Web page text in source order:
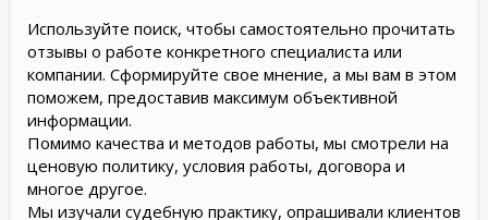
Используйте поиск, чтобы самостоятельно прочитать
отзывы о работе конкретного специалиста или
компании. Сформируйте свое мнение, а мы вам в этом
поможем, предоставив максимум объективной
информации.
Помимо качества и методов работы, мы смотрели на
ценовую политику, условия работы, договора и
многое другое.
Мы изучали судебную практику, опрашивали клиентов